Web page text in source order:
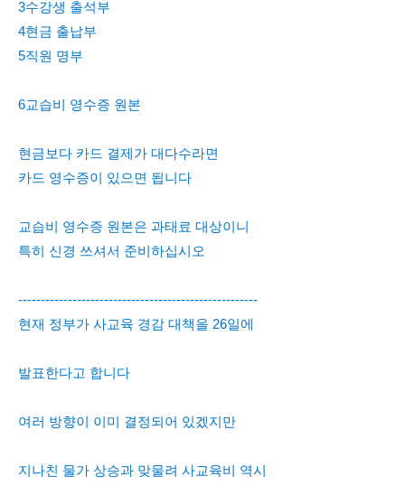
3수강생 출석부
4현금 출납부
5직원 명부
6교습비 영수증 원본
현금보다 카드 결제가 대다수라면
카드 영수증이 있으면 됩니다
교습비 영수증 원본은 과태료 대상이니
특히 신경 쓰셔서 준비하십시오
-----------------------------------------------------
현재 정부가 사교육 경감 대책을 26일에
발표한다고 합니다
여러 방향이 이미 결정되어 있겠지만
지나친 물가 상승과 맞물려 사교육비 역시